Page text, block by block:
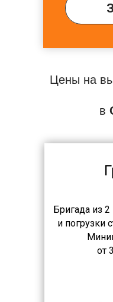
Цены на
в
Бригада из
и погрузки
от